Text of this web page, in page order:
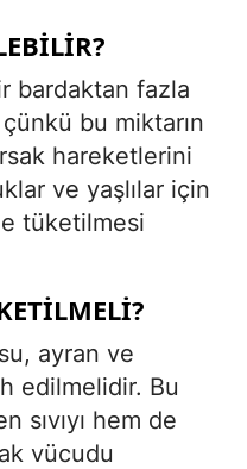
bardaktan fazla
bu miktarın
hareketlerini
ve yaşlılar için
tüketilmesi
ayran ve
edilmelidir. Bu
sıvıyı hem de
vücudu